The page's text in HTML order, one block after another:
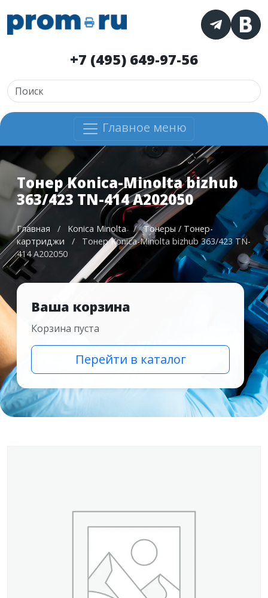
+7 (495) 649-97-56
Главное меню
Тонер Konica-Minolta bizhub
363/423 TN-414 A202050
Главная / Konica Minolta /
Тонеры / Тонер-
картриджи
/
Тонер Konica-Minolta bizhub 363/423 TN-
414 A202050
Ваша корзина
Корзина пуста
Перейти в каталог